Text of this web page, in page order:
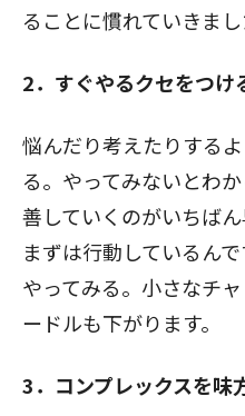
ることに慣れていきまし
2．すぐやるクセをつけ
悩んだり考えたりする
る。やってみないとわ
善していくのがいちばん
まずは行動しているん
やってみる。小さなチ
ードルも下がります。
3．コンプレックスを味